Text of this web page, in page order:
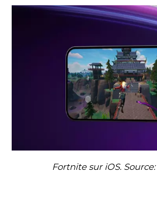
Fortnite sur iOS.